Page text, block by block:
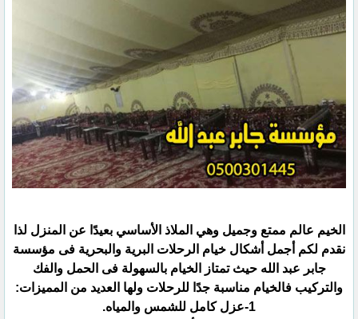
الخيم عالم ممتع وجميل وهي الملاذ الأساسي بعيدًا عن المنزل لذا
نقدم لكم أجمل أشكال خيام الرحلات البرية والبحرية فى ‏مؤسسة
جابر عبد الله حيث تمتاز الخيام بالسهولة فى الحمل والفك
والتركيب فالخيام مناسبة جدًا للرحلات ولها العديد من ‏المميزات:‏